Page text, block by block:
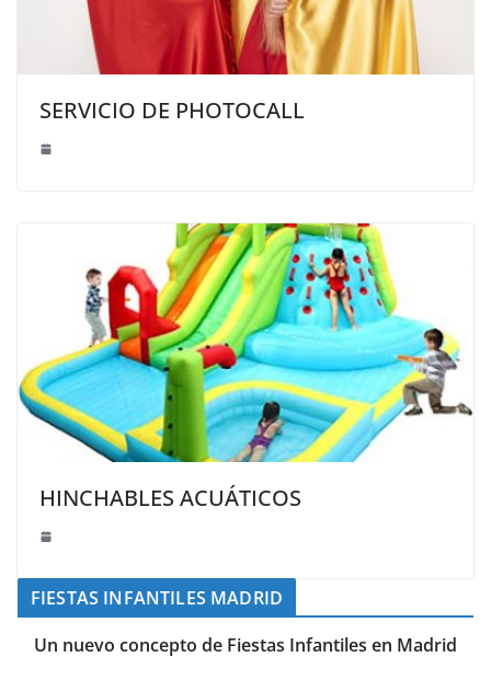
SERVICIO DE PHOTOCALL
HINCHABLES ACUÁTICOS
FIESTAS INFANTILES MADRID
Un nuevo concepto de Fiestas Infantiles en Madrid